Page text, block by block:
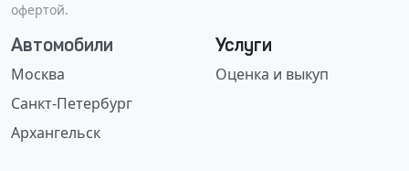
офертой.
Автомобили
Москва
Санкт-Петербург
Архангельск
Услуги
Оценка и выкуп